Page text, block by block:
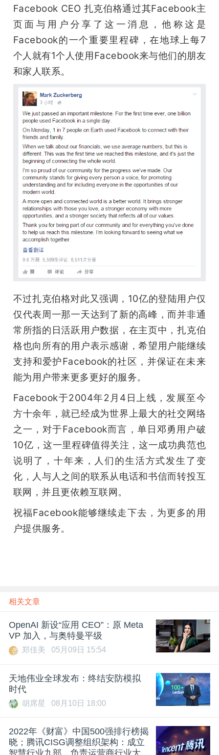
心
GAIR
题
爱
搞
机
Facebook CEO 扎克伯格通过其Facebook主
页面与用户分享了这一消息，他称这是
Facebook的一个重要里程碑，在地球上每7
个人就有1个人使用Facebook来与他们的朋友
和家人联系。
不过扎克伯格对此又强调，10亿的登陆用户仅
仅代表周一那一天达到了新的高峰，而并非通
常所指的日活跃用户数据，在主页中，扎克伯
格也向所有的用户表示感谢，希望用户能继续
支持和爱护Facebook的社区，并保证在未来
能为用户带来更多更好的服务。
Facebook于2004年2月4日上线，发展至今
方十余年，就已经成为世界上最大的社交网络
之一，对于Facebook而言，单日邓勇用户破
10亿，这一里程碑值得关注，这一成功典范也
说明了，十年来，人们的生活方式发生了变
化，人与人之间的联系从电话和书信而转投互
联网，并且更依赖互联网。
祝福Facebook能够继续走下去，为更多的用
户提供服务。
相关文章
OpenAI 新设“应用 CEO”：原 Meta
VP 加入，与奥特曼平级
郑佳美 05月09日 15:54
天地伟业全球发布：终结安防模拟
时代
胡席星 08月10日 18:00
2022年《财富》中国500强排行榜揭
晓；腾讯CISG调整组织架构：成立